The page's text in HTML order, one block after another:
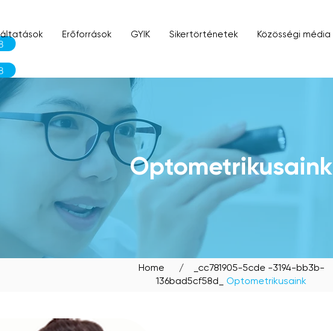
Erőforrások GYIK Sikertörténetek Közösségi média
Optometrikusaink
Home / _cc781905-5cde -3194-bb3b-
136bad5cf58d_ Optometrikusaink